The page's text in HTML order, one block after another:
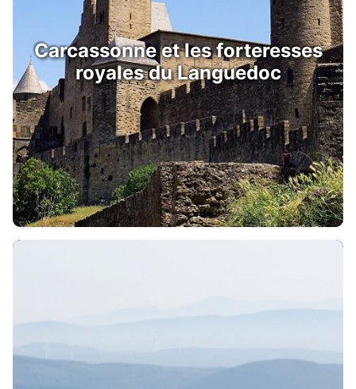
Carcassonne et les forteresses
royales du Languedoc